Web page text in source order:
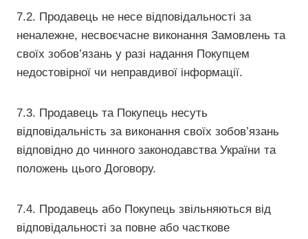
7.2. Продавець не несе відповідальності за
неналежне, несвоєчасне виконання Замовлень та
своїх зобов’язань у разі надання Покупцем
недостовірної чи неправдивої інформації.
7.3. Продавець та Покупець несуть
відповідальність за виконання своїх зобов’язань
відповідно до чинного законодавства України та
положень цього Договору.
7.4. Продавець або Покупець звільняються від
відповідальності за повне або часткове